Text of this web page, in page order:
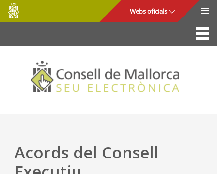
Salta al contingut principal
Consell
de
Mallorca
Webs oficials
La Seu
Consell de Mallorca
Accés i seguretat
Utilitats
Acords del Consell